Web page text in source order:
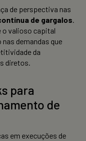
de perspectiva nas
de gargalos.
o valioso capital
demandas que
da
diretos.
para
de
em execuções de